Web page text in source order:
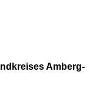
Amberg-